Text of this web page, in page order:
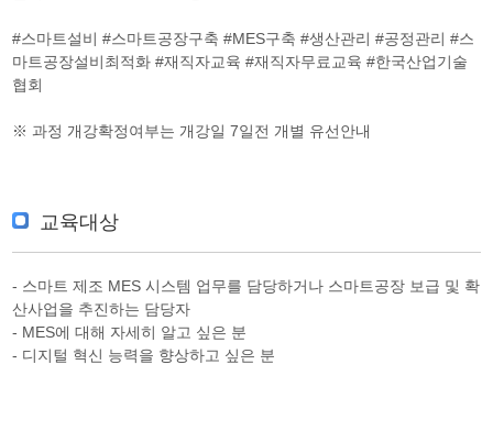
#스마트설비 #스마트공장구축 #MES구축 #생산관리 #공정관리 #스
마트공장설비최적화 #재직자교육 #재직자무료교육 #한국산업기술
협회
※ 과정 개강확정여부는 개강일 7일전 개별 유선안내
교육대상
- 스마트 제조 MES 시스템 업무를 담당하거나 스마트공장 보급 및 확
산사업을 추진하는 담당자
- MES에 대해 자세히 알고 싶은 분
- 디지털 혁신 능력을 향상하고 싶은 분